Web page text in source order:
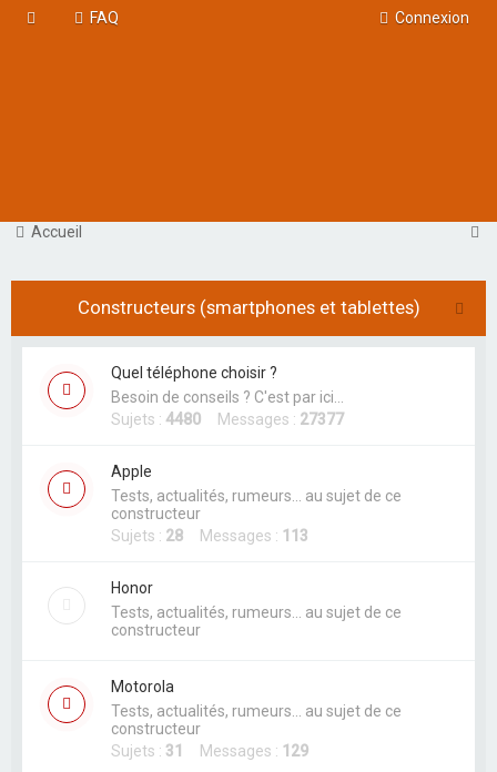
FAQ Connexion
Accueil
Constructeurs (smartphones et tablettes)
Quel téléphone choisir ?
Besoin de conseils ? C'est par ici...
Sujets : 4480 Messages : 27377
Apple
Tests, actualités, rumeurs... au sujet de ce
constructeur
Sujets : 28 Messages : 113
Honor
Tests, actualités, rumeurs... au sujet de ce
constructeur
Motorola
Tests, actualités, rumeurs... au sujet de ce
constructeur
Sujets : 31 Messages : 129